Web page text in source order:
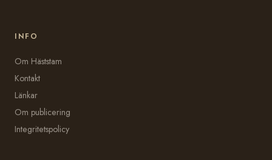
INFO
Om Häststam
Kontakt
Länkar
Om publicering
Integritetspolicy